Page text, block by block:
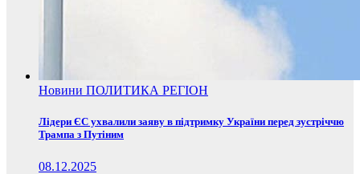
Новини ПОЛИТИКА РЕГІОН
Лідери ЄС ухвалили заяву в підтримку України перед зустріччю
Трампа з Путіним
08.12.2025